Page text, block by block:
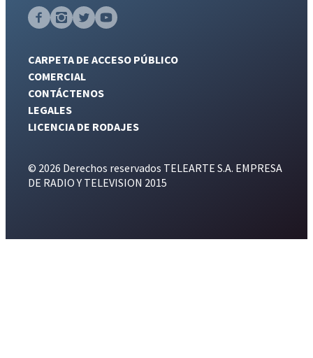
CARPETA DE ACCESO PÚBLICO
COMERCIAL
CONTÁCTENOS
LEGALES
LICENCIA DE RODAJES
© 2026 Derechos reservados TELEARTE S.A. EMPRESA
DE RADIO Y TELEVISION 2015